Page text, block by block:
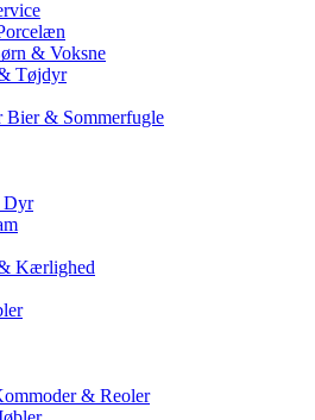
& Voksne
Tøjdyr
Bier & Sommerfugle
Dyr
Kærlighed
& Reoler